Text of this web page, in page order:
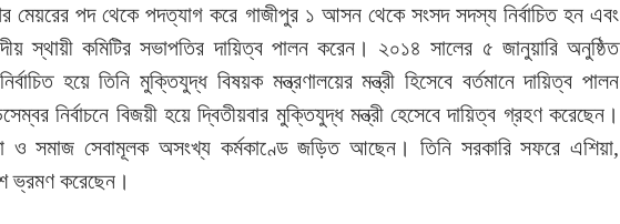
পদ থেকে পদত্যাগ করে গাজীপুর ১ আসন থেকে সংসদ সদস্য নির্বাচিত হন এবং
স্থায়ী কমিটির সভাপতির দায়িত্ব পালন করেন। ২০১৪ সালের ৫ জানুয়ারি অনুষ্ঠিত
নির্বাচিত হয়ে তিনি মুক্তিযুদ্ধ বিষয়ক মন্ত্রণালয়ের মন্ত্রী হিসেবে বর্তমানে দায়িত্ব পালন
নির্বাচনে বিজয়ী হয়ে দ্বিতীয়বার মুক্তিযুদ্ধ মন্ত্রী হেসেবে দায়িত্ব গ্রহণ করেছেন।
সমাজ সেবামূলক অসংখ্য কর্মকাণ্ডে জড়িত আছেন। তিনি সরকারি সফরে এশিয়া,
ভ্রমণ করেছেন।